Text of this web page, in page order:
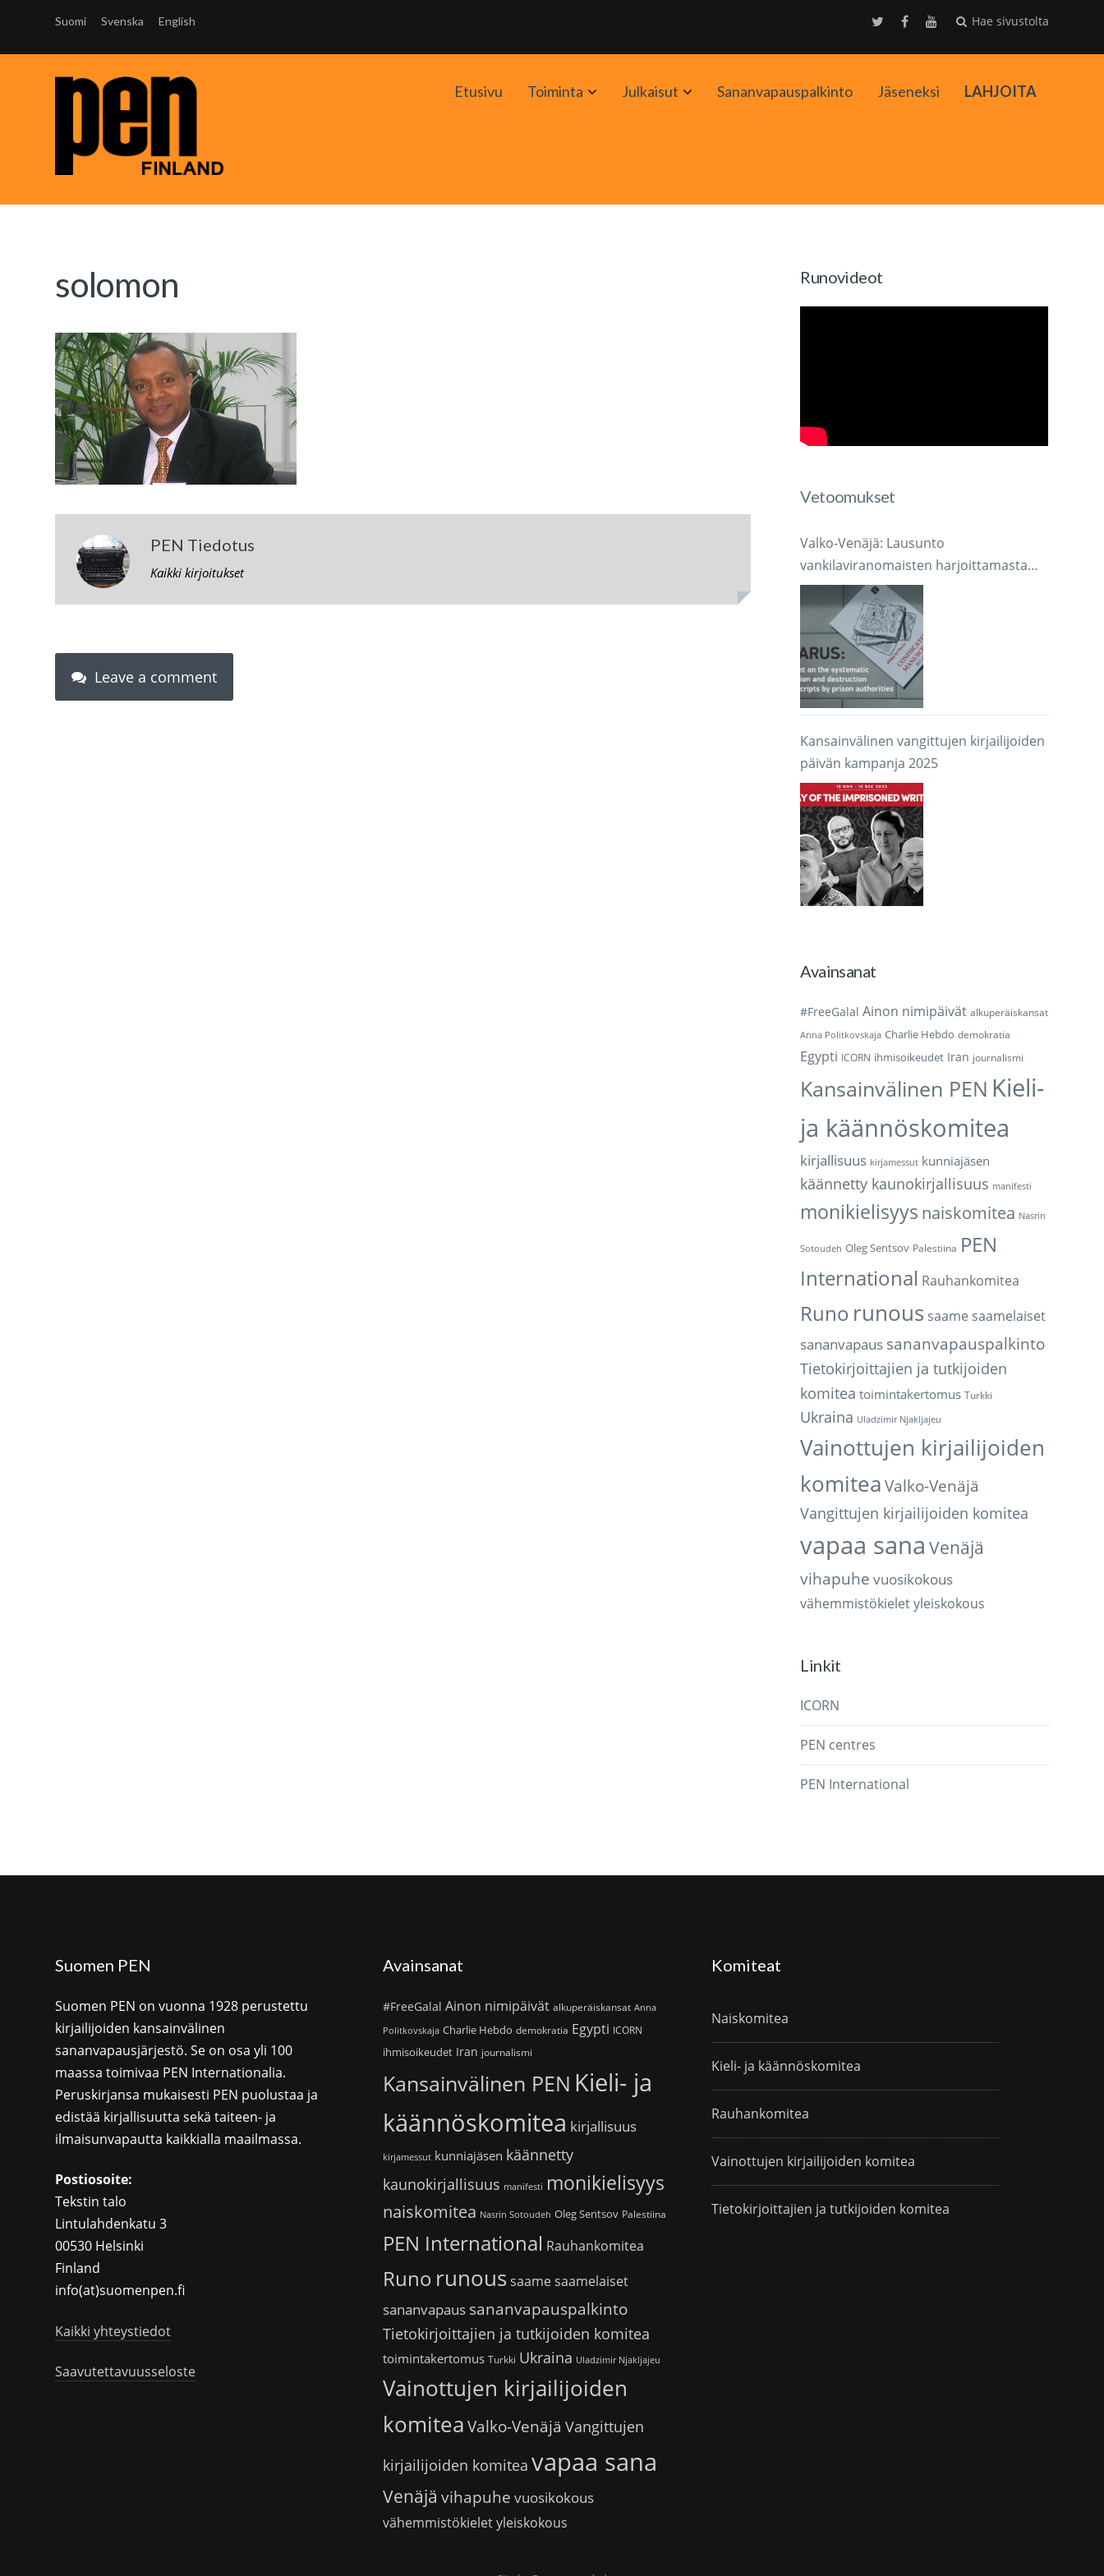
Suomi Svenska English Hae sivustolta
Etusivu Toiminta AvaaJulkaisut AvaaSananvapauspalkinto Jäseneksi LAHJOITA
solomon
PEN Tiedotus
Kaikki kirjoitukset
Leave a comment
Runovideot
Vetoomukset
Valko-Venäjä: Lausunto
vankilaviranomaisten harjoittamasta
järjestelmällisestä käsikirjoitusten
takavarikoinnista ja tuhoamisesta
Kansainvälinen vangittujen kirjailijoiden
päivän kampanja 2025
Avainsanat
#FreeGalal Ainon nimipäivät alkuperäiskansat
Anna Politkovskaja Charlie Hebdo demokratia
Egypti ICORN ihmisoikeudet Iran journalismi
Kansainvälinen PEN Kieli-
ja käännöskomitea
kirjallisuus kirjamessut kunniajäsen
käännetty kaunokirjallisuus manifesti
monikielisyys naiskomitea Nasrin
Sotoudeh Oleg Sentsov Palestiina PEN
International Rauhankomitea
Runo runous saame saamelaiset
sananvapaus sananvapauspalkinto
Tietokirjoittajien ja tutkijoiden
komitea toimintakertomus Turkki
Ukraina Uladzimir Njakljajeu
Vainottujen kirjailijoiden
komitea Valko-Venäjä
Vangittujen kirjailijoiden komitea
vapaa sana Venäjä
vihapuhe vuosikokous
vähemmistökieletyleiskokous
Linkit
ICORN
PEN centres
PEN International
Suomen PEN
Suomen PEN on vuonna 1928 perustettu
kirjailijoiden kansainvälinen
sananvapausjärjestö. Se on osa yli 100
maassa toimivaa PEN Internationalia.
Peruskirjansa mukaisesti PEN puolustaa ja
edistää kirjallisuutta sekä taiteen- ja
ilmaisunvapautta kaikkialla maailmassa.
Postiosoite:
Tekstin talo
Lintulahdenkatu 3
00530 Helsinki
Finland
info(at)suomenpen.fi
Kaikki yhteystiedot
Saavutettavuusseloste
Avainsanat
#FreeGalal Ainon nimipäivät alkuperäiskansat Anna
Politkovskaja Charlie Hebdo demokratia Egypti ICORN
ihmisoikeudet Iran journalismi
Kansainvälinen PEN Kieli- ja
käännöskomitea kirjallisuus
kirjamessut kunniajäsen käännetty
kaunokirjallisuus manifesti monikielisyys
naiskomitea Nasrin Sotoudeh Oleg Sentsov Palestiina
PEN International Rauhankomitea
Runo runoussaamesaamelaiset
sananvapaus sananvapauspalkinto
Tietokirjoittajien ja tutkijoiden komitea
toimintakertomus Turkki Ukraina Uladzimir Njakljajeu
Vainottujen kirjailijoiden
komitea Valko-Venäjä Vangittujen
kirjailijoiden komitea vapaa sana
Venäjä vihapuhe vuosikokous
vähemmistökieletyleiskokous
Komiteat
Naiskomitea
Kieli- ja käännöskomitea
Rauhankomitea
Vainottujen kirjailijoiden komitea
Tietokirjoittajien ja tutkijoiden komitea